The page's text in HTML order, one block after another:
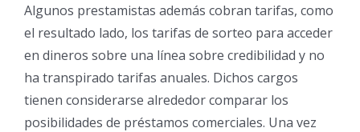
Algunos prestamistas además cobran tarifas, como
el resultado lado, los tarifas de sorteo para acceder
en dineros sobre una línea sobre credibilidad y no
ha transpirado tarifas anuales. Dichos cargos
tienen considerarse alrededor comparar los
posibilidades de préstamos comerciales. Una vez